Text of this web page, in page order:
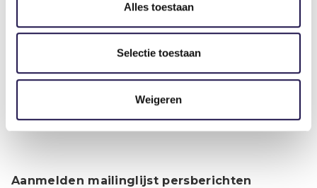
Alles toestaan
Selectie toestaan
Weigeren
Ben je journalist en heb je een vraag?
Neem dan contact op met David Gribnau,
Aanmelden mailinglijst persberichten